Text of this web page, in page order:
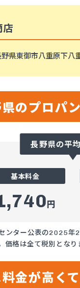
野県東御市八重原下八
のプロパ
長野県の平
基本料金
円
ンター公表の2025年
価格は全て税別となり
金が高く